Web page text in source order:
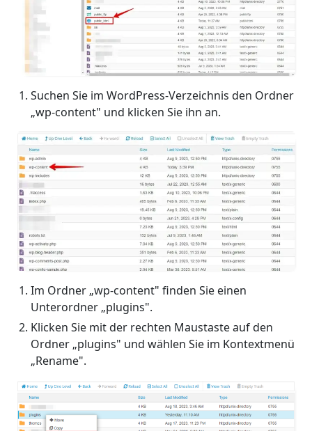
Suchen Sie im WordPress-Verzeichnis den Ordner
„wp-content" und klicken Sie ihn an.
Im Ordner „wp-content" finden Sie einen
Unterordner „plugins".
Klicken Sie mit der rechten Maustaste auf den
Ordner „plugins" und wählen Sie im Kontextmenü
„Rename".